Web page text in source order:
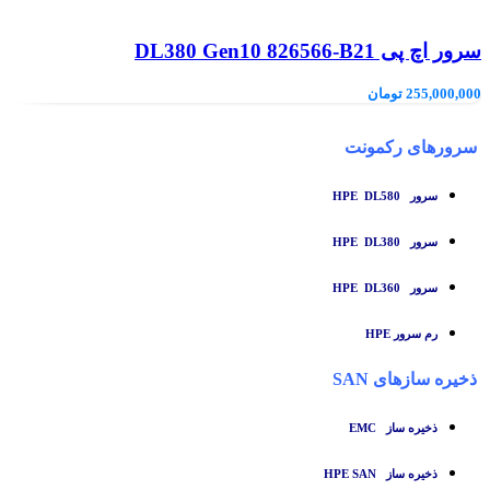
سرور اچ پی DL380 Gen10 826566-B21
255,000,000 تومان
سرورهای رکمونت
سرور HPE DL580
سرور HPE DL380
سرور HPE DL360
رم سرور HPE
ذخیره سازهای SAN
ذخیره ساز
ذخیره ساز HPE SAN